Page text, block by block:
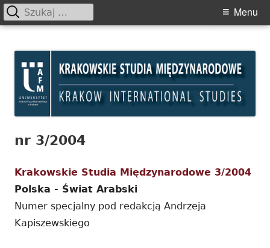
content
Międzynarodowe
Primary
Menu
Szukaj:
nr 3/2004
Krakowskie Studia Międzynarodowe 3/2004
Polska - Świat Arabski
Numer specjalny pod redakcją Andrzeja
Kapiszewskiego